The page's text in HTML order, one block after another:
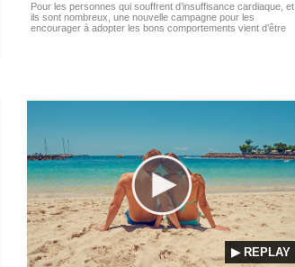
Pour les personnes qui souffrent d’insuffisance cardiaque, et
ils sont nombreux, une nouvelle campagne pour les
encourager à adopter les bons comportements vient d’être
▶ REPLAY